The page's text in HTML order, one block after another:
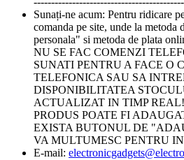
Sunați-ne acum: Pentru ridicare
comanda pe site, unde la
personala" si metoda de plata
NU SE FAC COMENZI
SUNATI PENTRU A FACE O
TELEFONICA SAU SA
DISPONIBILITATEA
ACTUALIZAT IN TIMP
PRODUS POATE FI
EXISTA BUTONUL DE
VA MULTUMESC PENTRU
E-mail: